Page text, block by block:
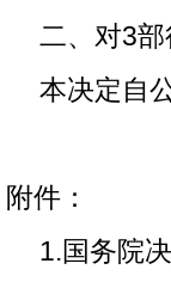
二、对3
本决定自
附件：
1.国务院